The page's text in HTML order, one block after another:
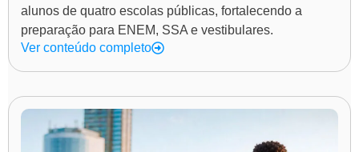
alunos de quatro escolas públicas, fortalecendo a
preparação para ENEM, SSA e vestibulares.
Ver conteúdo completo